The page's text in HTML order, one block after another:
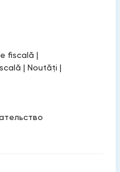
fiscală |
| Noutăți |